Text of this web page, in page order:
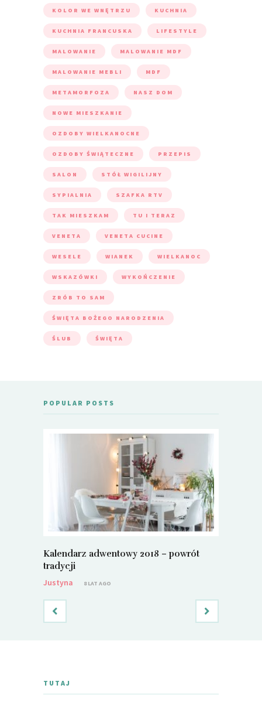
KOLOR WE WNĘTRZU KUCHNIA
KUCHNIA FRANCUSKA LIFESTYLE
MALOWANIE MALOWANIE MDF
MALOWANIE MEBLI MDF
METAMORFOZA NASZ DOM
NOWE MIESZKANIE
OZDOBY WIELKANOCNE
OZDOBY ŚWIĄTECZNE PRZEPIS
SALON STÓŁ WIGILIJNY
SYPIALNIA SZAFKA RTV
TAK MIESZKAM TU I TERAZ
VENETA VENETA CUCINE
WESELE WIANEK WIELKANOC
WSKAZÓWKI WYKOŃCZENIE
ZRÓB TO SAM
ŚWIĘTA BOŻEGO NARODZENIA
ŚLUB ŚWIĘTA
POPULAR POSTS
Kalendarz adwentowy 2018 – powrót
tradycji
Justyna
8 LAT AGO
TUTAJ